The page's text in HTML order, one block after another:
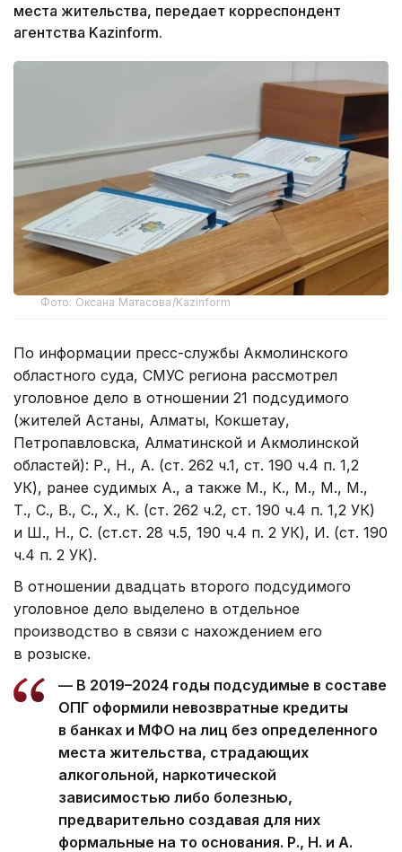
места жительства, передает корреспондент
агентства Kazinform.
Фото: Оксана Матасова/Kazinform
По информации пресс-службы Акмолинского
областного суда, СМУС региона рассмотрел
уголовное дело в отношении 21 подсудимого
(жителей Астаны, Алматы, Кокшетау,
Петропавловска, Алматинской и Акмолинской
областей): Р., Н., А. (ст. 262 ч.1, ст. 190 ч.4 п. 1,2
УК), ранее судимых А., а также М., К., М., М., М.,
Т., С., В., С., Х., К. (ст. 262 ч.2, ст. 190 ч.4 п. 1,2 УК)
и Ш., Н., С. (ст.ст. 28 ч.5, 190 ч.4 п. 2 УК), И. (ст. 190
ч.4 п. 2 УК).
В отношении двадцать второго подсудимого
уголовное дело выделено в отдельное
производство в связи с нахождением его
в розыске.
— В 2019–2024 годы подсудимые в составе
ОПГ оформили невозвратные кредиты
в банках и МФО на лиц без определенного
места жительства, страдающих
алкогольной, наркотической
зависимостью либо болезнью,
предварительно создавая для них
формальные на то основания. Р., Н. и А.